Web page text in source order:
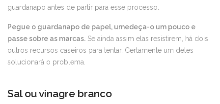
guardanapo antes de partir para esse processo.
Pegue o guardanapo de papel, umedeça-o um pouco e
passe sobre as marcas. Se ainda assim elas resistirem, há dois
outros recursos caseiros para tentar. Certamente um deles
solucionará o problema.
Sal ou vinagre branco